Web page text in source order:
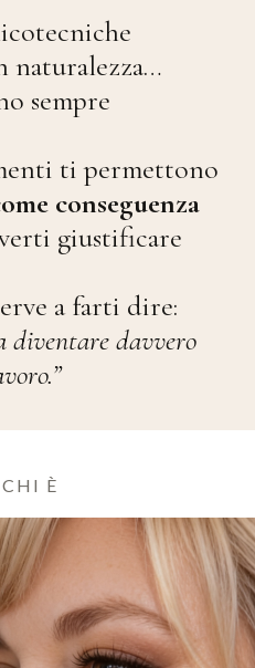
naturalezza…
sempre
ti permettono
conseguenza
giustificare
a farti dire:
diventare davvero
CHI È